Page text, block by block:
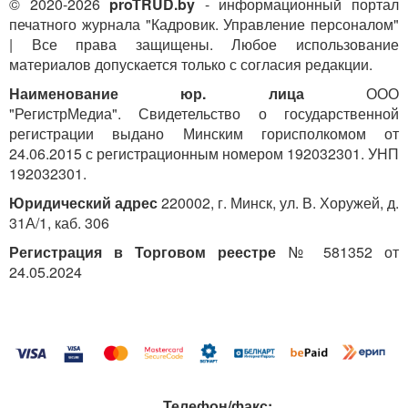
сложившейся ситуации.
В аргументации, как правило, выделяют две
основные конструкции:
доказательная аргументация, с помощью
которой можно что-либо доказать партнеру;
контраргументация, с помощью которой можно
опровергнуть убеждения партнера.
Основные положения тактики аргументирования
можно сформулировать следующим образом:
достоверными для собеседника фактами
и доводами;
погибнуть. Поэтому формулировки предложений
должны быть достаточно просты и не
способ и темп аргументации должны
печатного журнала "Кадровик. Управление персоналом"
| Все права защищены. Любое использование
материалов допускается только с согласия редакции.
Наименование юр. лицаООО
"РегистрМедиа". Свидетельство о государственной
регистрации выдано Минским горисполкомом от
24.06.2015 с регистрационным номером 192032301. УНП
192032301.
Юридический адрес220002, г. Минск, ул. В. Хоружей, д.
31А/1, каб. 306
Регистрация в Торговом реестре № 581352 от
24.05.2024